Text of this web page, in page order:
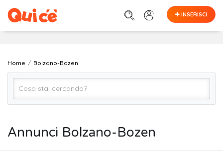
INSERISCI
Home Bolzano-Bozen
Annunci Bolzano-Bozen